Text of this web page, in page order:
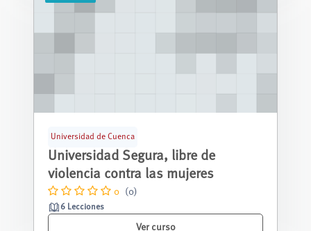
Universidad de Cuenca
Universidad Segura, libre de
violencia contra las mujeres
0 (0)
6 Lecciones
Ver curso